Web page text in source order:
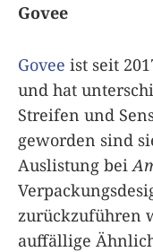
Govee
Govee ist seit
und hat
Streifen und
geworden sind
Auslistung bei
zurückzuführen
auffällige